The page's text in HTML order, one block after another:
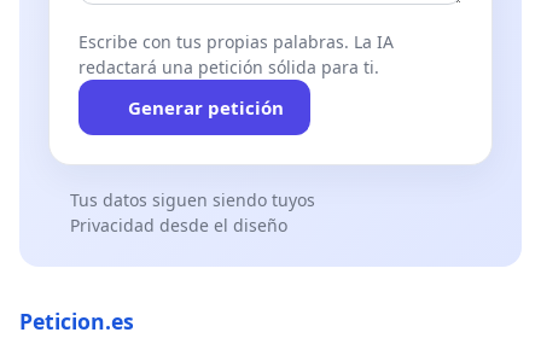
Escribe con tus propias palabras. La IA
redactará una petición sólida para ti.
Generar petición
Tus datos siguen siendo tuyos
Privacidad desde el diseño
Peticion.es